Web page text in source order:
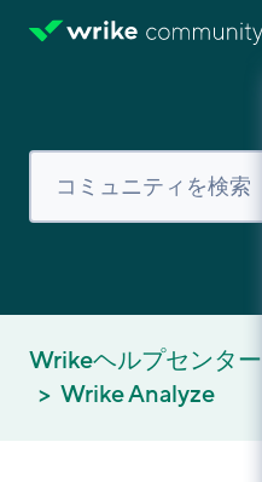
Wrikeヘルプセンター
Wrike Analyze